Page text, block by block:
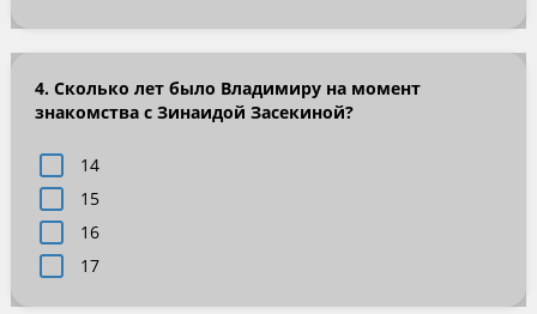
4. Сколько лет было Владимиру на момент
знакомства с Зинаидой Засекиной?
14
15
16
17